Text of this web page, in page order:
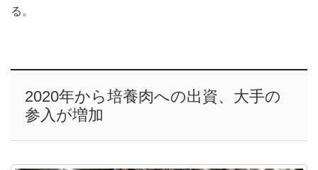
る。
2020年から培養肉への出資、大手の
参入が増加